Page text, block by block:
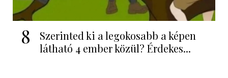
8
Szerinted ki a legokosabb a képen
látható 4 ember közül? Érdekes...